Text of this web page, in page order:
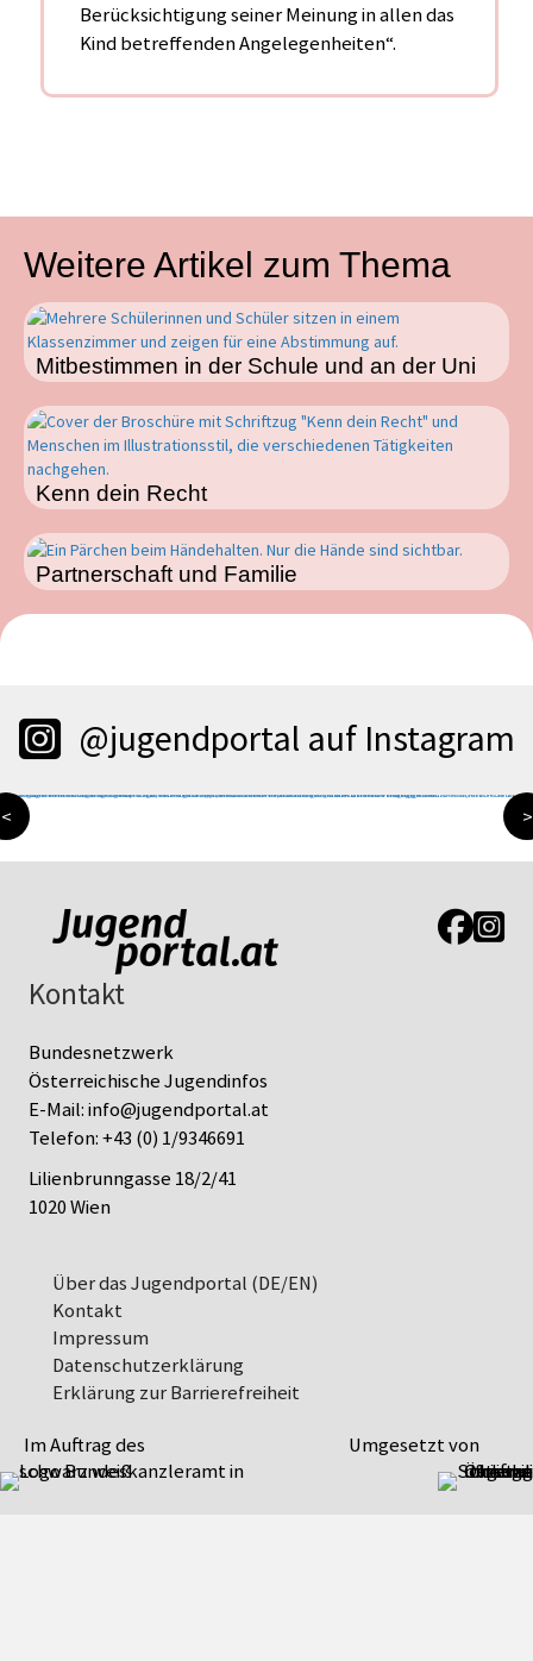
Berücksichtigung seiner Meinung in allen das
Kind betreffenden Angelegenheiten“.
Weitere Artikel zum Thema
Mitbestimmen in der Schule und an der Uni
Kenn dein Recht
Partnerschaft und Familie
@jugendportal auf Instagram
< >
Link zur
Link
Kontakt
Bundesnetzwerk
Österreichische Jugendinfos
E-Mail:info@jugendportal.at
Telefon:+43 (0) 1/9346691
Lilienbrunngasse 18/2/41
1020 Wien
Über das Jugendportal (DE/EN)
Kontakt
Impressum
Datenschutz­erklärung
Erklärung zur Barrierefreiheit
Im Auftrag des Umgesetzt von